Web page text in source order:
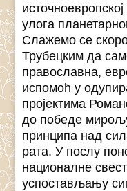
улога
Слажемо се
Трубецким да
православна,
испомоћ у
пројектима
до победе
принципа над
рата. У послу
националне
успостављању